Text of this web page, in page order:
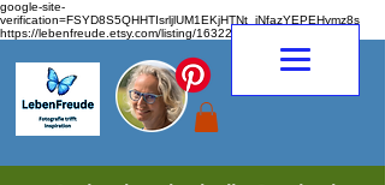
google-site-
verification=FSYD8S5QHHTIsrljlUM1EKjHTNt_jNfazYEPEHymz8s
https://lebenfreude.etsy.com/listing/1632263968